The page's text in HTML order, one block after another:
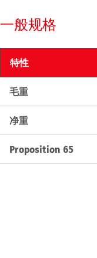
一般规格
特性
毛重
净重
Proposition 65